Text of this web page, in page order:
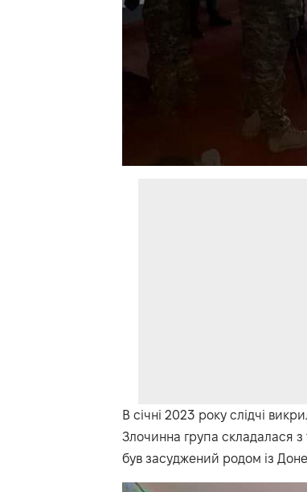
В січні 2023 року слідчі
Злочинна група складалася з
був засуджений родом із